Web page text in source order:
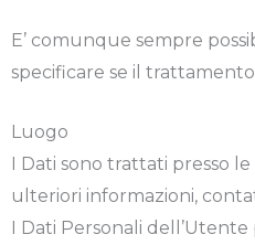
E’ comunque sempre
specificare se il
Luogo
I Dati sono trattati presso
ulteriori informazioni,
I Dati Personali